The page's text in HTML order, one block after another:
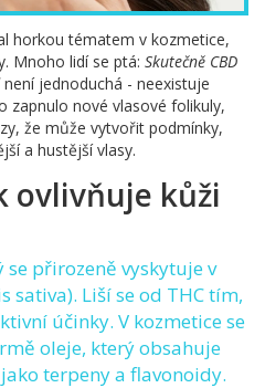
horkou tématem v kozmetice,
Mnoho lidí se ptá: Skutečně CBD
jednoduchá - neexistuje
zapnulo nové vlasové folikuly,
že může vytvořit podmínky,
a hustější vlasy.
ovlivňuje kůži
přirozeně vyskytuje v
sativa). Liší se od THC tím,
účinky. V kozmetice se
oleje, který obsahuje
terpeny a flavonoidy.